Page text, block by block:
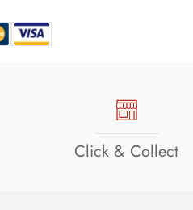
Click & Collect